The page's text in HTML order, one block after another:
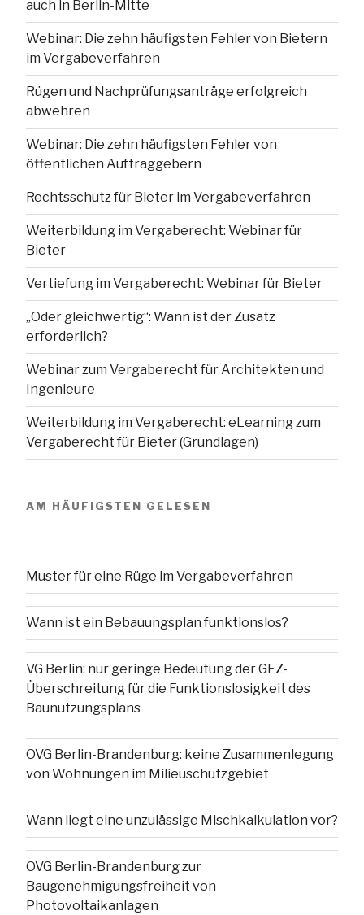
auch in Berlin-Mitte
Webinar: Die zehn häufigsten Fehler von Bietern
im Vergabeverfahren
Rügen und Nachprüfungsanträge erfolgreich
abwehren
Webinar: Die zehn häufigsten Fehler von
öffentlichen Auftraggebern
Rechtsschutz für Bieter im Vergabeverfahren
Weiterbildung im Vergaberecht: Webinar für
Bieter
Vertiefung im Vergaberecht: Webinar für Bieter
„Oder gleichwertig“: Wann ist der Zusatz
erforderlich?
Webinar zum Vergaberecht für Architekten und
Ingenieure
Weiterbildung im Vergaberecht: eLearning zum
Vergaberecht für Bieter (Grundlagen)
AM HÄUFIGSTEN GELESEN
Muster für eine Rüge im Vergabeverfahren
Wann ist ein Bebauungsplan funktionslos?
VG Berlin: nur geringe Bedeutung der GFZ-
Überschreitung für die Funktionslosigkeit des
Baunutzungsplans
OVG Berlin-Brandenburg: keine Zusammenlegung
von Wohnungen im Milieuschutzgebiet
Wann liegt eine unzulässige Mischkalkulation vor?
OVG Berlin-Brandenburg zur
Baugenehmigungsfreiheit von
Photovoltaikanlagen